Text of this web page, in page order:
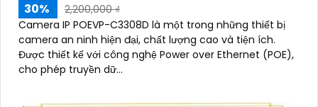
30%
2,200,000 ₫
Camera IP POEVP-C3308D là một trong những thiết bị
camera an ninh hiện đại, chất lượng cao và tiện ích.
Được thiết kế với công nghệ Power over Ethernet (POE),
cho phép truyền dữ...